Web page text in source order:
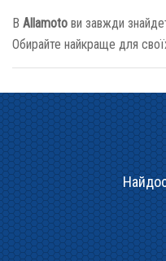
В Allamoto ви завжди
Обирайте найкраще для